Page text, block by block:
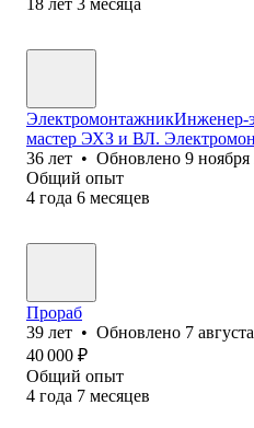
мастер ЭХЗ и ВЛ.
36 лет • Обновлено 9 ноября
Общий опыт
4 года 6 месяцев
Прораб
39 лет • Обновлено 7
40 000 ₽
Общий опыт
4 года 7 месяцев